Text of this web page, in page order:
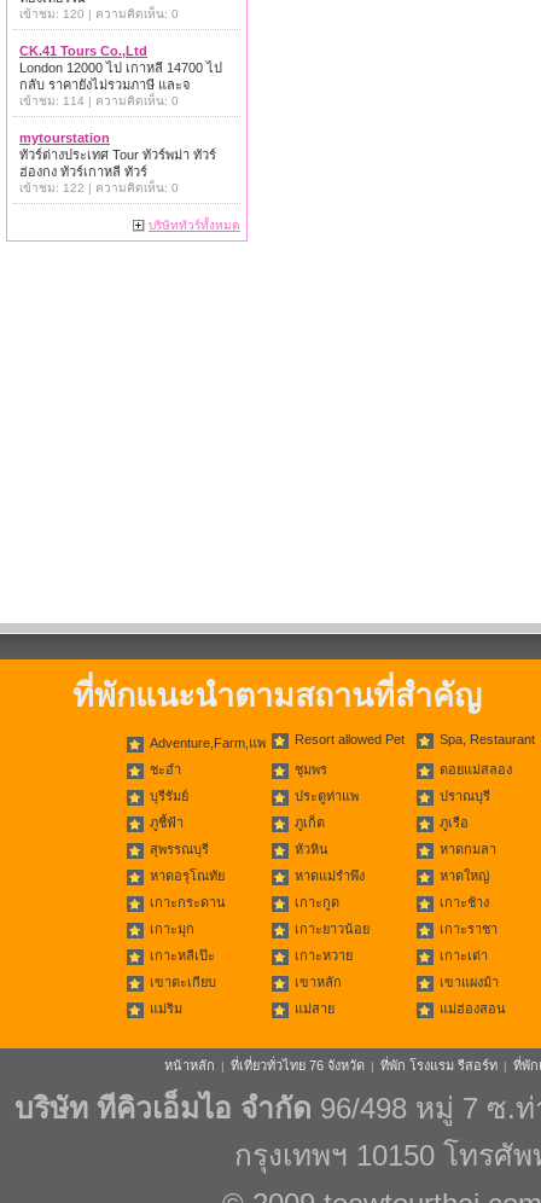
เข้าชม: 120 | ความคิดเห็น: 0
CK.41 Tours Co.,Ltd
London 12000 ไป เกาหลี 14700 ไป
กลับ ราคายังไม่รวมภาษี และจ
เข้าชม: 114 | ความคิดเห็น: 0
mytourstation
ทัวร์ต่างประเทศ Tour ทัวร์พม่า ทัวร์
ฮ่องกง ทัวร์เกาหลี ทัวร์
เข้าชม: 122 | ความคิดเห็น: 0
บริษัททัวร์ทั้งหมด
ที่พักแนะนำตามสถานที่สำคัญ
Adventure,Farm,แพ Resort allowed Pet Spa, Restaurant
ชะอำ ชุมพร
ดอยแม่สลอง
บุรีรัมย์
ประตูท่าแพ
ปราณบุรี
ภูชี้ฟ้า
ภูเก็ต
ภูเรือ
สุพรรณบุรี
หัวหิน
หาดกมลา
หาดอรุโณทัย
หาดแม่รำพึง
หาดใหญ่
เกาะกระดาน
เกาะกูด
เกาะช้าง
เกาะมุก
เกาะยาวน้อย
เกาะราชา
เกาะหลีเป๊ะ
เกาะหวาย
เกาะเต่า
เขาตะเกียบ
เขาหลัก
เขาแผงม้า
แม่ริม
แม่สาย แม่ฮ่องสอน
หน้าหลัก | ที่เที่ยวทั่วไทย 76 จังหวัด | ที่พัก โรงแรม รีสอร์ท | ที่พัก
บริษัท ทีคิวเอ็มไอ จำกัด 96/498 หมู่ 7 ซ.
กรุงเทพฯ 10150 โทรศั